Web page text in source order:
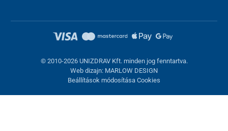
© 2010-2026 UNIZDRAV Kft. minden jog fenntartva.
Web dizajn: MARLOW DESIGN
Beállítások módosítása Cookies